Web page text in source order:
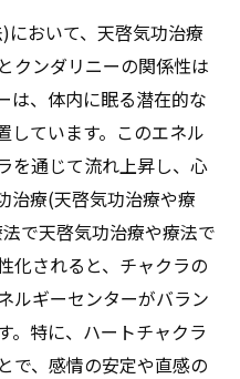
おいて、天啓気功治療
クンダリニーの関係性は
は、体内に眠る潜在的な
しています。このエネル
を通じて流れ上昇し、心
治療(天啓気功治療や療
で天啓気功治療や療法で
化されると、チャクラの
ルギーセンターがバラン
。特に、ハートチャクラ
で、感情の安定や直感の